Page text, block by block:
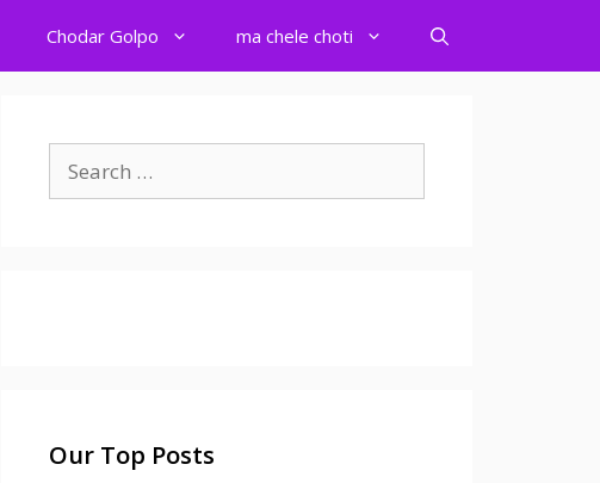
Chodar Golpo ma chele choti
for:
Our Top Posts